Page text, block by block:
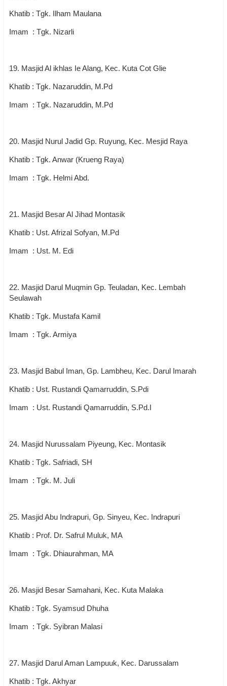
Khatib : Tgk. Ilham Maulana
Imam : Tgk. Nizarli
19. Masjid Al ikhlas Ie Alang, Kec. Kuta Cot Glie
Khatib : Tgk. Nazaruddin, M.Pd
Imam : Tgk. Nazaruddin, M.Pd
20. Masjid Nurul Jadid Gp. Ruyung, Kec. Mesjid Raya
Khatib : Tgk. Anwar (Krueng Raya)
Imam : Tgk. Helmi Abd.
21. Masjid Besar Al Jihad Montasik
Khatib : Ust. Afrizal Sofyan, M.Pd
Imam : Ust. M. Edi
22. Masjid Darul Muqmin Gp. Teuladan, Kec. Lembah
Seulawah
Khatib : Tgk. Mustafa Kamil
Imam : Tgk. Armiya
23. Masjid Babul Iman, Gp. Lambheu, Kec. Darul Imarah
Khatib : Ust. Rustandi Qamarruddin, S.Pdi
Imam : Ust. Rustandi Qamarruddin, S.Pd.I
24. Masjid Nurussalam Piyeung, Kec. Montasik
Khatib : Tgk. Safriadi, SH
Imam : Tgk. M. Juli
25. Masjid Abu Indrapuri, Gp. Sinyeu, Kec. Indrapuri
Khatib : Prof. Dr. Safrul Muluk, MA
Imam : Tgk. Dhiaurahman, MA
26. Masjid Besar Samahani, Kec. Kuta Malaka
Khatib : Tgk. Syamsud Dhuha
Imam : Tgk. Syibran Malasi
27. Masjid Darul Aman Lampuuk, Kec. Darussalam
Khatib : Tgk. Akhyar